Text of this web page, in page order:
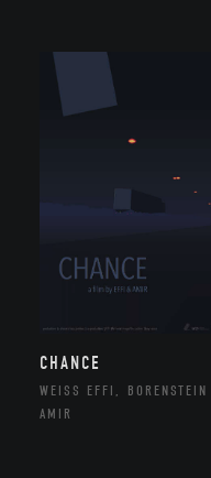
CHANCE
WEISS EFFI, BORENSTEIN
AMIR